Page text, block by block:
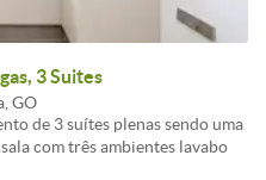
3 Suites
GO
de 3 suítes plenas sendo uma
com três ambientes lavabo